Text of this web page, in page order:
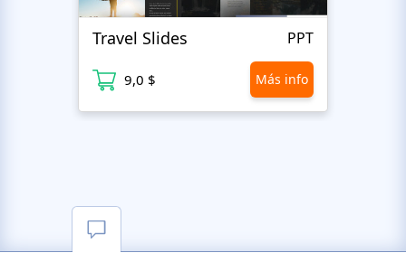
Travel Slides PPT
9,0 $ Más info